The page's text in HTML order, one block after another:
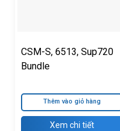
CSM-S, 6513, Sup720
Bundle
Thêm vào giỏ hàng
Xem chi tiết